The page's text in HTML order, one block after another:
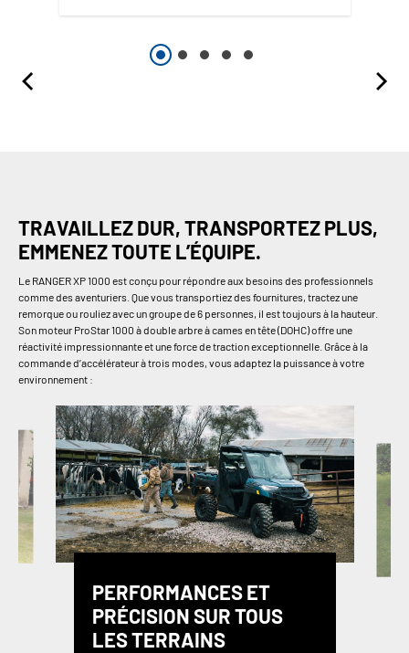
TRAVAILLEZ DUR, TRANSPORTEZ PLUS,
EMMENEZ TOUTE L’ÉQUIPE.
Le RANGER XP 1000 est conçu pour répondre aux besoins des professionnels
comme des aventuriers. Que vous transportiez des fournitures, tractez une
remorque ou rouliez avec un groupe de 6 personnes, il est toujours à la hauteur.
Son moteur ProStar 1000 à double arbre à cames en tête (DOHC) offre une
réactivité impressionnante et une force de traction exceptionnelle. Grâce à la
commande d’accélérateur à trois modes, vous adaptez la puissance à votre
environnement :
PERFORMANCES ET
PRÉCISION SUR TOUS
LES TERRAINS